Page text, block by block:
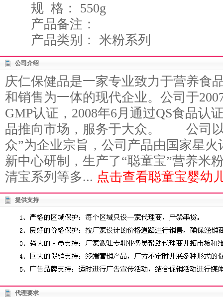
规 格： 550g
产品备注：
产品类别： 米粉系列
公司介绍
庆仁保健品是一家专业致力于营养食
和销售为一体的现代企业。公司于
GMP认证，2008年6月通过QS食品认
品推向市场，服务于大众。 公司以
众”为企业宗旨，公司产品由国家星
新中心研制，生产了“聪童宝”营养米
清宝系列等多... 点击查看聪童宝婴幼
提供支持
代理要求